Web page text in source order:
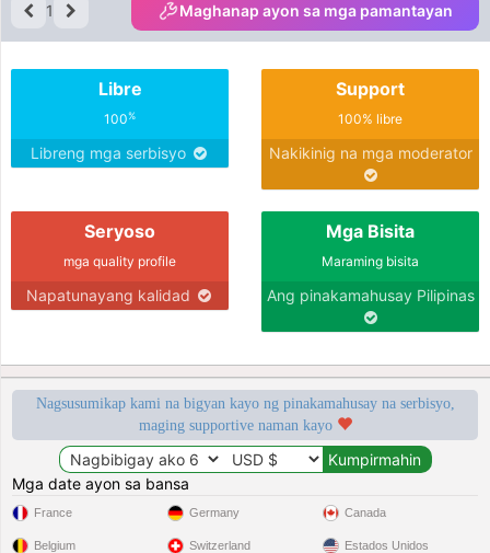
1 Maghanap ayon sa mga pamantayan
Libre
100%
Libreng mga serbisyo
Support
100% libre
Nakikinig na mga moderator
Seryoso
mga quality profile
Napatunayang kalidad
Mga Bisita
Maraming bisita
Ang pinakamahusay Pilipinas
Nagsusumikap kami na bigyan kayo ng pinakamahusay na serbisyo,
maging supportive naman kayo
Mga date ayon sa bansa
France
Belgium
Germany
Switzerland
Canada
Estados Unidos